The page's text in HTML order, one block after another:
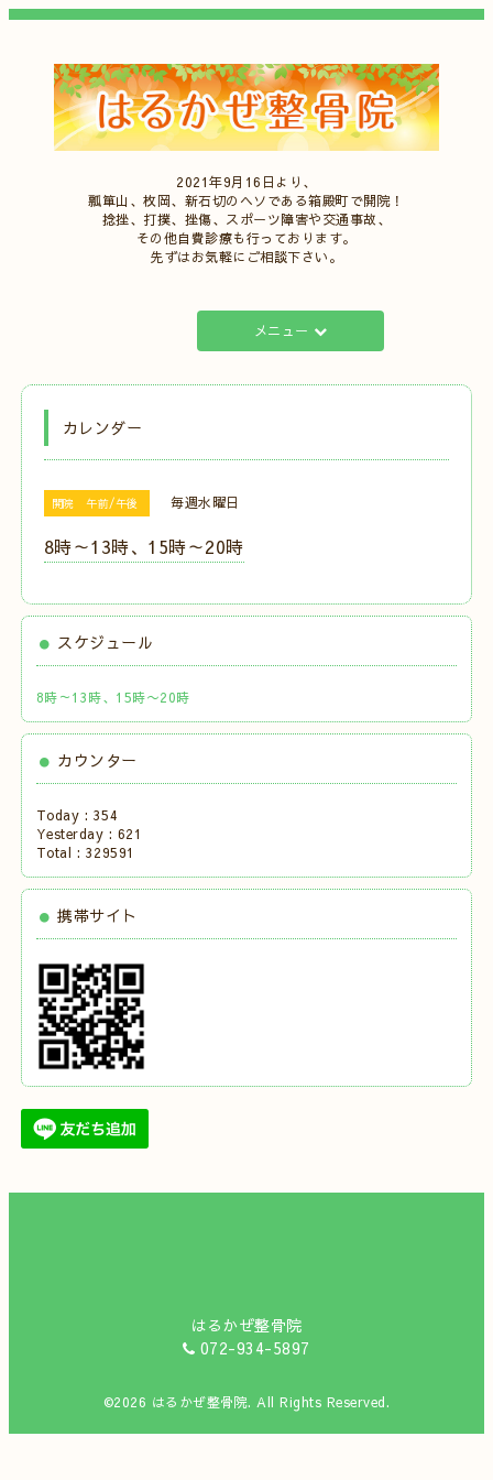
2021年9月16日より、
瓢箪山、枚岡、新石切のヘソである箱殿町で開院！
捻挫、打撲、挫傷、スポーツ障害や交通事故、
その他自費診療も行っております。
先ずはお気軽にご相談下さい。
メニュー
カレンダー
開院 午前/午後 毎週水曜日
8時～13時、15時～20時
スケジュール
8時～13時、15時〜20時
カウンター
Today : 354
Yesterday : 621
Total : 329591
携帯サイト
はるかぜ整骨院
072-934-5897
©2026 はるかぜ整骨院. All Rights Reserved.